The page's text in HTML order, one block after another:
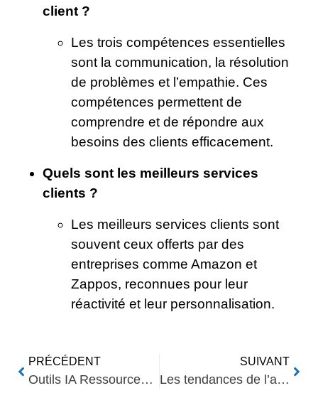
client ?
Les trois compétences essentielles
sont la communication, la résolution
de problèmes et l’empathie. Ces
compétences permettent de
comprendre et de répondre aux
besoins des clients efficacement.
Quels sont les meilleurs services
clients ?
Les meilleurs services clients sont
souvent ceux offerts par des
entreprises comme Amazon et
Zappos, reconnues pour leur
réactivité et leur personnalisation.
PRÉCÉDENT
Outils IA Ressources Humaines : Top 5
SUIVANT
Les tendances de l’analytique des données en 2024